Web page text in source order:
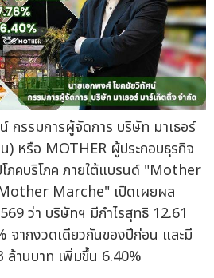
กรรมการผู้จัดการ บริษัท มาเธอร์
) หรือ MOTHER ผู้ประกอบธุรกิจ
ภคบริโภค ภายใต้แบรนด์ "Mother
Marche" เปิดเผยผล
ว่า บริษัทฯ มีกำไรสุทธิ 12.61
จากงวดเดียวกันของปีก่อน และมี
ล้านบาท เพิ่มขึ้น 6.40%